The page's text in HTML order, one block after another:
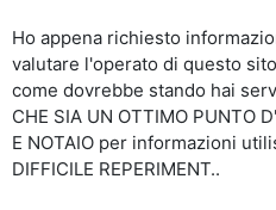
Ho appena richiesto
valutare l'operato di questo
come dovrebbe stando hai
CHE SIA UN OTTIMO PUNTO
E NOTAIO per informazioni
DIFFICILE REPERIMENT..